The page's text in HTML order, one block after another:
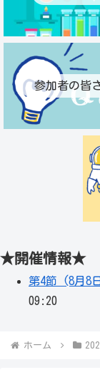
参加者の皆
★開催情報★
第4節 (8月8
09:20
ホーム